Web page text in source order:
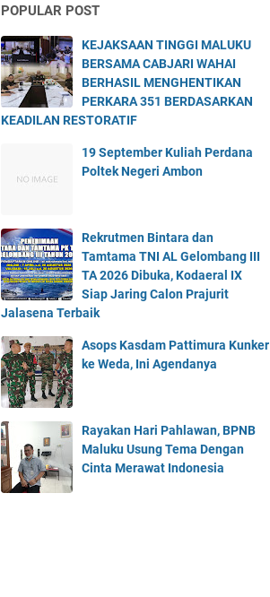
POPULAR POST
KEJAKSAAN TINGGI MALUKU
BERSAMA CABJARI WAHAI
BERHASIL MENGHENTIKAN
PERKARA 351 BERDASARKAN
KEADILAN RESTORATIF
19 September Kuliah Perdana
Poltek Negeri Ambon
Rekrutmen Bintara dan
Tamtama TNI AL Gelombang III
TA 2026 Dibuka, Kodaeral IX
Siap Jaring Calon Prajurit
Jalasena Terbaik
Asops Kasdam Pattimura Kunker
ke Weda, Ini Agendanya
Rayakan Hari Pahlawan, BPNB
Maluku Usung Tema Dengan
Cinta Merawat Indonesia